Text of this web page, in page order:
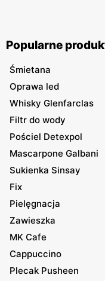
Popularne
Śmietana
Oprawa led
Whisky Glenfarclas
Filtr do wody
Pościel Detexpol
Mascarpone Galbani
Sukienka Sinsay
Fix
Pielęgnacja
Zawieszka
MK Cafe
Cappuccino
Plecak Pusheen